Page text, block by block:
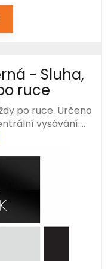
- Sluha,
ruce
po ruce. Určeno
vysávání.…